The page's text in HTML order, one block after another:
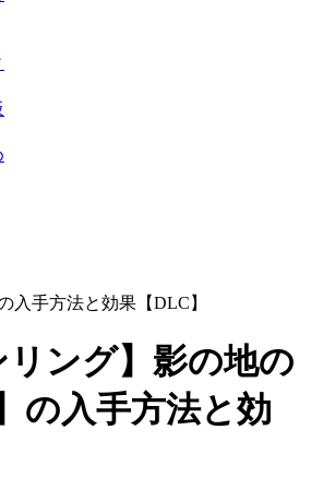
入手方法と効果【DLC】
リング】影の地の
の入手方法と効